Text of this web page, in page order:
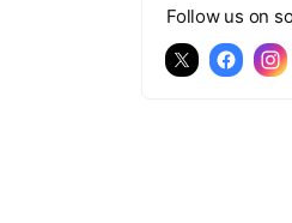
Follow us on